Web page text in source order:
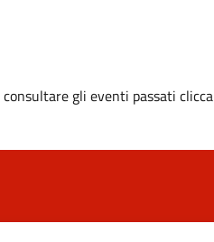
gli eventi passati clicca